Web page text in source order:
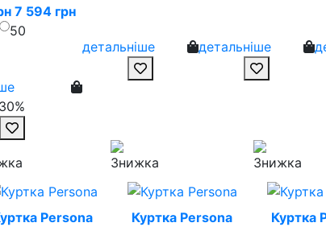
7 594 грн
50
детальніше детальніше
Persona
Куртка Persona
Куртка